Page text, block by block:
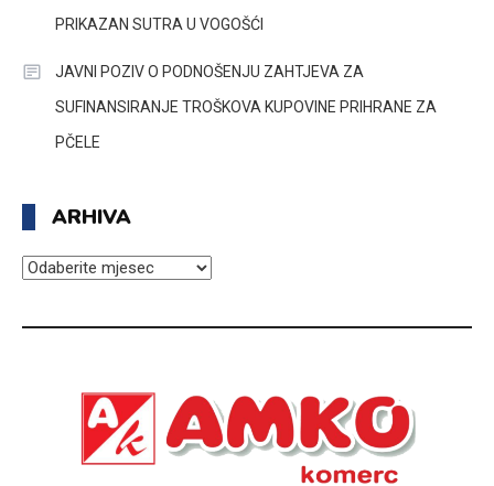
PRIKAZAN SUTRA U VOGOŠĆI
JAVNI POZIV O PODNOŠENJU ZAHTJEVA ZA
SUFINANSIRANJE TROŠKOVA KUPOVINE PRIHRANE ZA
PČELE
ARHIVA
ARHIVA